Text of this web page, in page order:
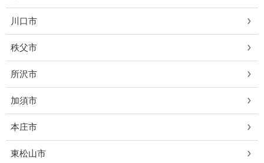
川口市
秩父市
所沢市
加須市
本庄市
東松山市